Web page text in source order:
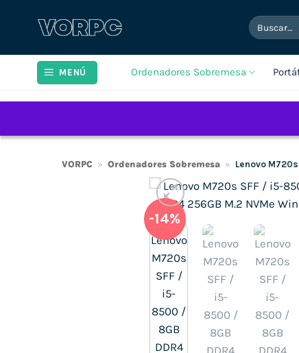
Buscar
por:
MENÚ Ordenadores Sobremesa
VORPC » Ordenadores Sobremesa » Lenovo
-14%